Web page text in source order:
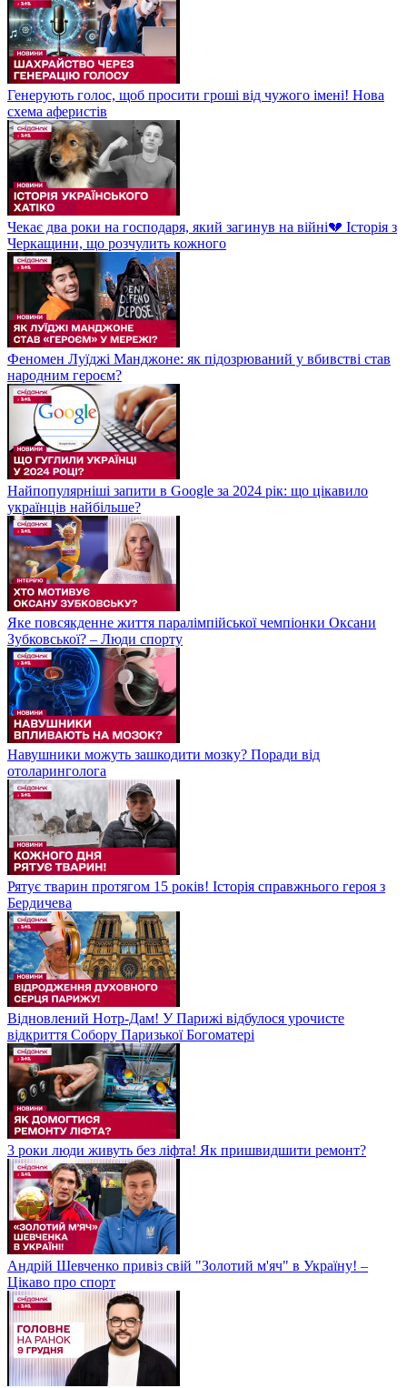
Генерують голос, щоб просити гроші від чужого імені! Нова
схема аферистів
Чекає два роки на господаря, який загинув на війні💔 Історія з
Черкащини, що розчулить кожного
Феномен Луїджі Манджоне: як підозрюваний у вбивстві став
народним героєм?
Найпопулярніші запити в Google за 2024 рік: що цікавило
українців найбільше?
Яке повсякденне життя паралімпійської чемпіонки Оксани
Зубковської? – Люди спорту
Навушники можуть зашкодити мозку? Поради від
отоларинголога
Рятує тварин протягом 15 років! Історія справжнього героя з
Бердичева
Відновлений Нотр-Дам! У Парижі відбулося урочисте
відкриття Собору Паризької Богоматері
3 роки люди живуть без ліфта! Як пришвидшити ремонт?
Андрій Шевченко привіз свій "Золотий м'яч" в Україну! –
Цікаво про спорт